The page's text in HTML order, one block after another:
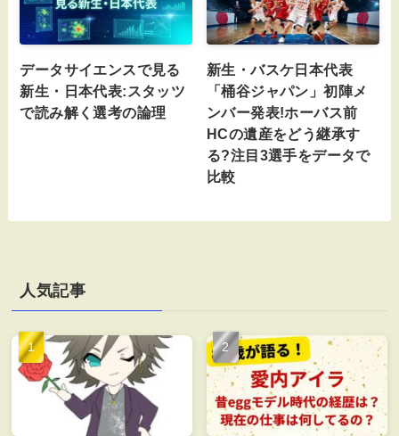
データサイエンスで見る
新生・日本代表:スタッツ
で読み解く選考の論理
新生・バスケ日本代表
「桶谷ジャパン」初陣メ
ンバー発表!ホーバス前
HCの遺産をどう継承す
る?注目3選手をデータで
比較
人気記事